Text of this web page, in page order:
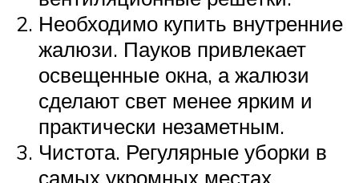
Необходимо купить внутренние
жалюзи. Пауков привлекает
освещенные окна, а жалюзи
сделают свет менее ярким и
практически незаметным.
Чистота. Регулярные уборки в
самых укромных местах